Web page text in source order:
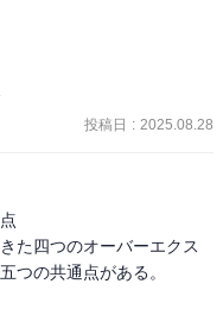
るのは、東芝が先だっ
企業への効果、企業の将
う実力不足を克服するか
。
投稿日 : 2025.08.28
た四つのオーバーエクス
つの共通点がある。